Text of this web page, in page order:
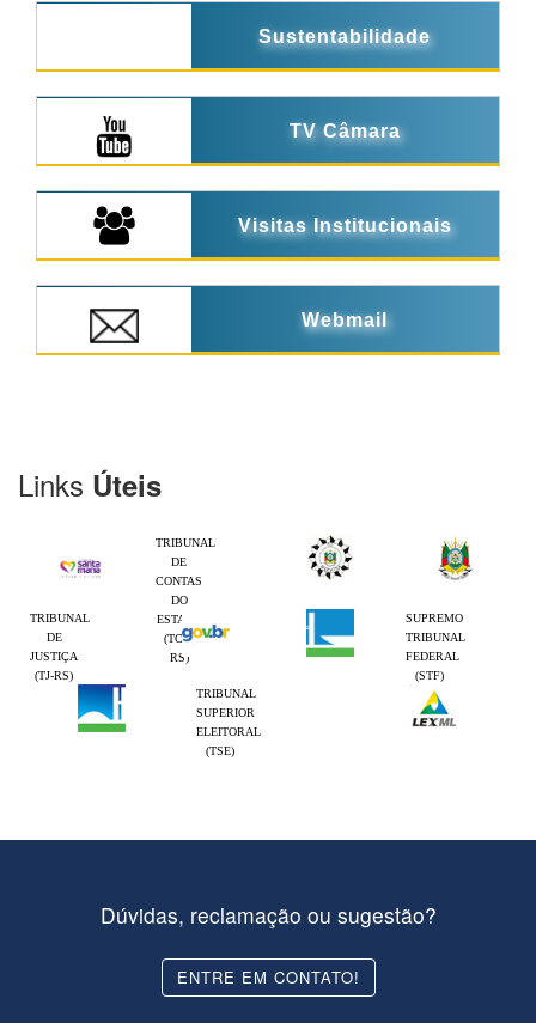
Sustentabilidade
TV Câmara
Visitas Institucionais
Webmail
Links Úteis
TRIBUNAL
DE
CONTAS
DO
ESTADO
(TCE-
RS)
TRIBUNAL
DE
JUSTIÇA
(TJ-RS)
SUPREMO
TRIBUNAL
FEDERAL
(STF)
TRIBUNAL
SUPERIOR
ELEITORAL
(TSE)
Dúvidas, reclamação ou sugestão?
ENTRE EM CONTATO!